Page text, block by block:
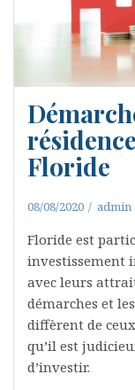
Floride
08/08/2020 admin
Floride est
investissement
avec leurs
démarches et
diffèrent de
qu’il est
d’investir.